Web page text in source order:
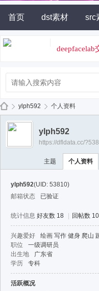
首页 dst素材 src
AI角色扮演
›
ylph592 个人资料
ylph592
https://dfldata.cc/
主题 个人资料
ylph592(UID: 53810)
邮箱状态
已验证
统计信息 好友数 18 回帖数
兴趣爱好 绘画 写作 健身 爬山
职位
一级调研员
出生地
广东省
学历
专科
活跃概况